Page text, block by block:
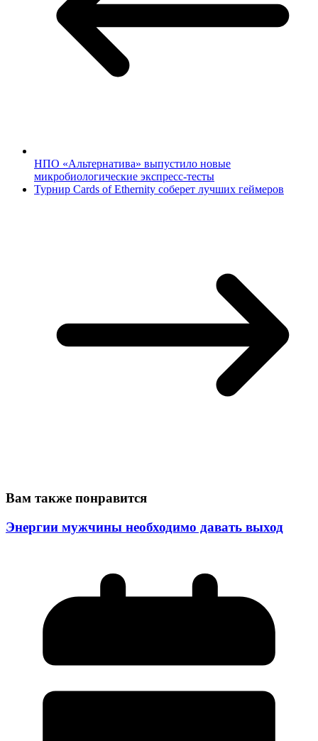
НПО «Альтернатива» выпустило новые
микробиологические экспресс-тесты
Турнир Cards of Ethernity соберет лучших геймеров
Вам также понравится
Энергии мужчины необходимо давать выход